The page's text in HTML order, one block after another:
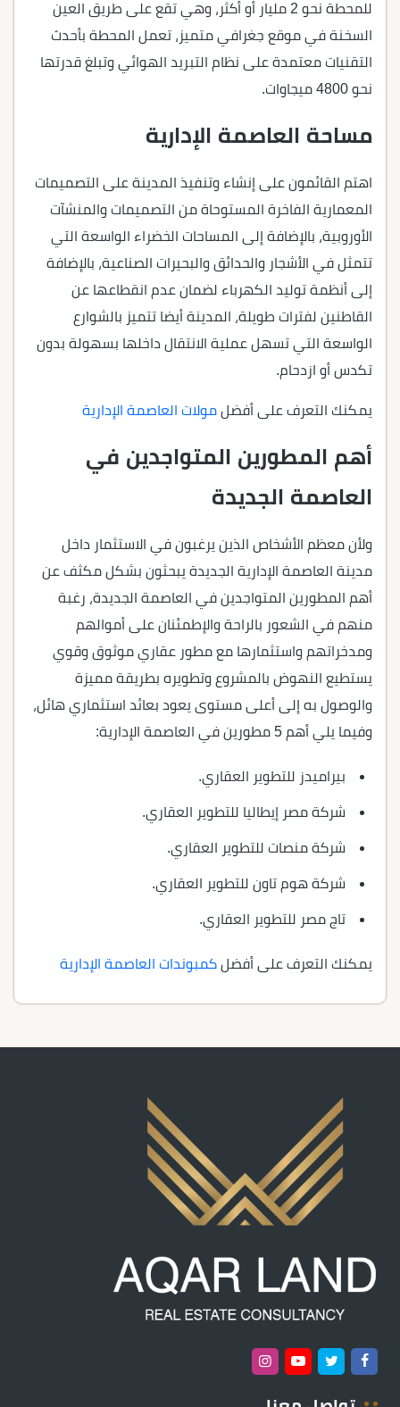
للمحطة نحو 2 مليار أو أكثر، وهي تقع على طريق العين
السخنة في موقع جغرافي متميز، تعمل المحطة بأحدث
التقنيات معتمدة على نظام التبريد الهوائي وتبلغ قدرتها
نحو 4800 ميجاوات.
مساحة العاصمة الإدارية
اهتم القائمون على إنشاء وتنفيذ المدينة على التصميمات
المعمارية الفاخرة المستوحاة من التصميمات والمنشآت
الأوروبية، بالإضافة إلى المساحات الخضراء الواسعة التي
تتمثل في الأشجار والحدائق والبحيرات الصناعية، بالإضافة
إلى أنظمة توليد الكهرباء لضمان عدم انقطاعها عن
القاطنين لفترات طويلة، المدينة أيضا تتميز بالشوارع
الواسعة التي تسهل عملية الانتقال داخلها بسهولة بدون
تكدس أو ازدحام.
يمكنك التعرف على أفضل مولات العاصمة الإدارية
أهم المطورين المتواجدين في
العاصمة الجديدة
ولأن معظم الأشخاص الذين يرغبون في الاستثمار داخل
مدينة العاصمة الإدارية الجديدة يبحثون بشكل مكثف عن
أهم المطورين المتواجدين في العاصمة الجديدة، رغبة
منهم في الشعور بالراحة والإطمئنان على أموالهم
ومدخراتهم واستثمارها مع مطور عقاري موثوق وقوي
يستطيع النهوض بالمشروع وتطويره بطريقة مميزة
والوصول به إلى أعلى مستوى يعود بعائد استثماري هائل،
وفيما يلي أهم 5 مطورين في العاصمة الإدارية:
بيراميدز للتطوير العقاري.
شركة مصر إيطاليا للتطوير العقاري.
شركة منصات للتطوير العقاري.
شركة هوم تاون للتطوير العقاري.
تاج مصر للتطوير العقاري.
يمكنك التعرف على أفضل كمبوندات العاصمة الإدارية